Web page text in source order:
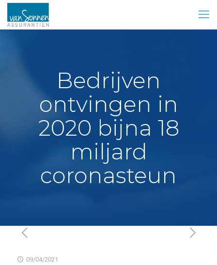
Bedrijven
ontvingen in
2020 bijna 18
miljard
coronasteun
09/04/2021